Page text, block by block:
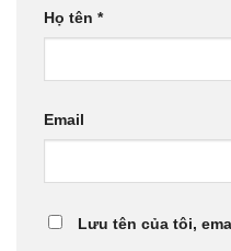
Họ tên *
Email
Lưu tên của tôi,